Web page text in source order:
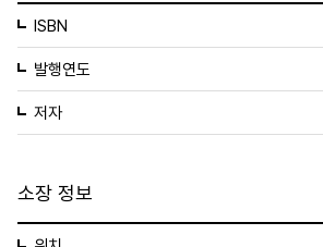
ISBN
발행연도
저자
소장 정보